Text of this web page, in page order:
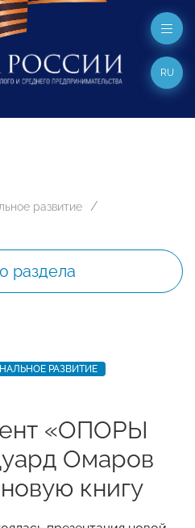
RU
развитие
раздела
РАЗВИТИЕ
«ОПОРЫ
Омаров
книгу